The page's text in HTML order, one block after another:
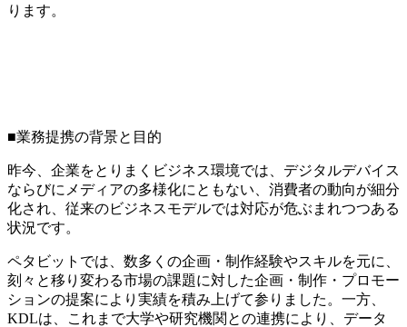
ります。
■業務提携の背景と目的
昨今、企業をとりまくビジネス環境では、デジタルデバイス
ならびにメディアの多様化にともない、消費者の動向が細分
化され、従来のビジネスモデルでは対応が危ぶまれつつある
状況です。
ペタビットでは、数多くの企画・制作経験やスキルを元に、
刻々と移り変わる市場の課題に対した企画・制作・プロモー
ションの提案により実績を積み上げて参りました。一方、
KDLは、これまで大学や研究機関との連携により、データ